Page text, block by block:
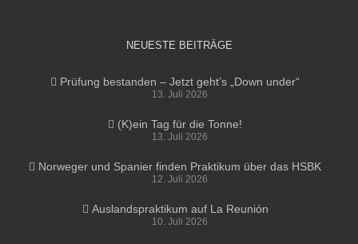
NEUESTE BEITRÄGE
Prüfung bestanden – Jetzt geht’s „Down under“
13. Juli 2026
(K)ein Tag für die Tonne!
13. Juli 2026
Norweger und Spanier finden Praktikum über das HSBK
12. Juli 2026
Auslandspraktikum auf La Reunión
10. Juli 2026